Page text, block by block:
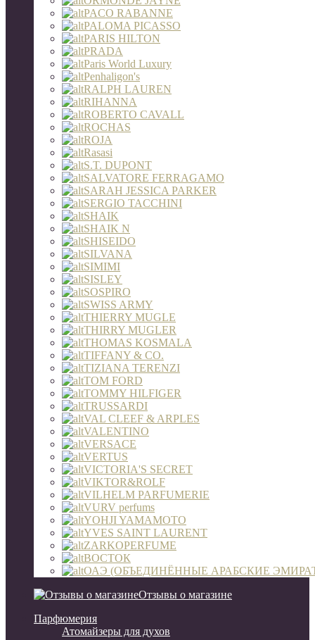
PACO RABANNE
PALOMA PICASSO
PARIS HILTON
PRADA
Paris World Luxury
Penhaligon's
RALPH LAUREN
RIHANNA
ROBERTO CAVALL
ROCHAS
ROJA
Rasasi
S.T. DUPONT
SALVATORE FERRAGAMO
SARAH JESSICA PARKER
SERGIO TACCHINI
SHAIK
SHAIK N
SHISEIDO
SILVANA
SIMIMI
SISLEY
SOSPIRO
SWISS ARMY
THIERRY MUGLE
THIRRY MUGLER
THOMAS KOSMALA
TIFFANY & CO.
TIZIANA TERENZI
TOM FORD
TOMMY HILFIGER
TRUSSARDI
VAL CLEEF & ARPLES
VALENTINO
VERSACE
VERTUS
VICTORIA'S SECRET
VIKTOR&ROLF
VILHELM PARFUMERIE
VURV perfums
YOHJI YAMAMOTO
YVES SAINT LAURENT
ZARKOPERFUME
ВОСТОК
ОАЭ (ОБЪЕДИНЁННЫЕ АРАБСКИЕ
Отзывы о магазине
Парфюмерия
Атомайзеры для духов